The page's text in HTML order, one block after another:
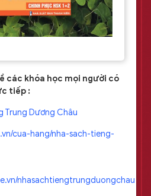
các khóa học mọi người có
tiếp :
Trung Dương Châu
cua-hang/nha-sach-tieng-
nhasachtiengtrungduongchau